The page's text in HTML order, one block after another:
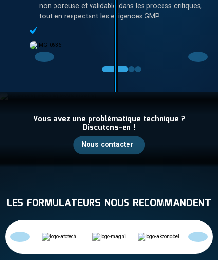
non poreuse et validable dans les process critiques,
tout en respectant les exigences GMP.
Vous avez une problématique technique ?
Discutons-en !
Nous contacter
LES FORMULATEURS NOUS RECOMMANDENT